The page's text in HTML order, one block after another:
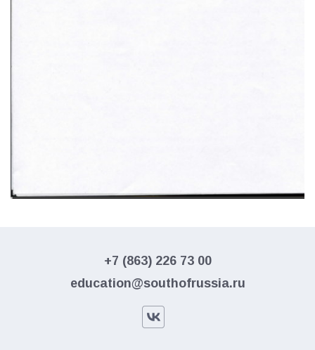
+7 (863) 226 73 00
education@southofrussia.ru